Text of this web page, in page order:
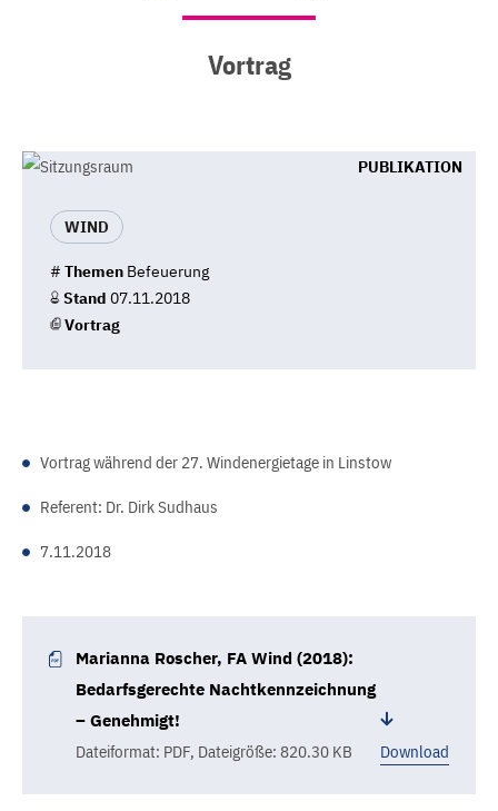
Vortrag
PUBLIKATION
WIND
# Themen Befeuerung
Stand 07.11.2018
Vortrag
Vortrag während der 27. Windenergietage in Linstow
Referent: Dr. Dirk Sudhaus
7.11.2018
Marianna Roscher, FA Wind (2018):
Bedarfsgerechte Nachtkennzeichnung
– Genehmigt!
Dateiformat: PDF, Dateigröße: 820.30 KB Download